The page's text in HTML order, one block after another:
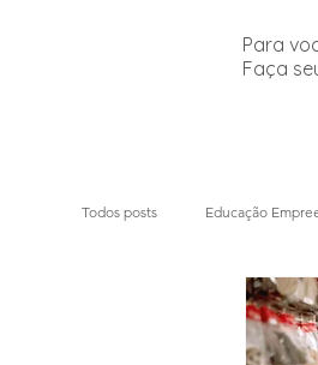
Para
Faça
Todos posts Educação
Inovação no dia a dia